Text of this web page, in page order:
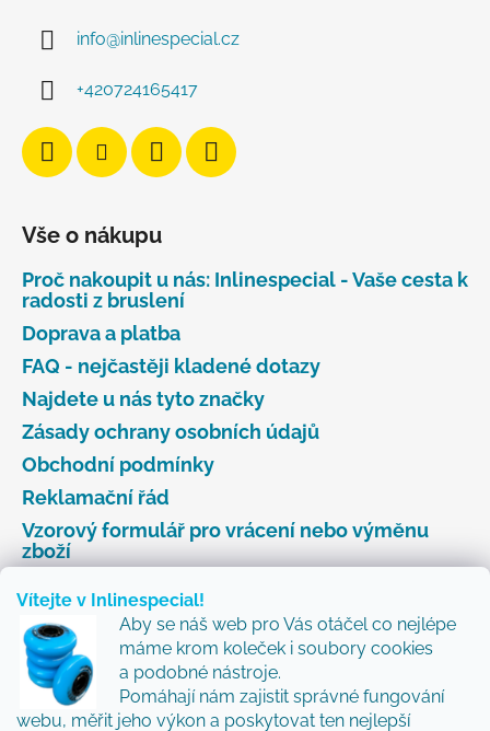
Vítejte v Inlinespecial!
Aby se náš web pro Vás otáčel co nejlépe
máme krom koleček i soubory cookies
a podobné nástroje.
Pomáhají nám zajistit správné fungování
webu, měřit jeho výkon a poskytovat ten nejlepší
info@inlinespecial.cz
+420724165417
Vše o nákupu
Proč nakoupit u nás: Inlinespecial - Vaše cesta k
radosti z bruslení
Doprava a platba
FAQ - nejčastěji kladené dotazy
Najdete u nás tyto značky
Zásady ochrany osobních údajů
Obchodní podmínky
Reklamační řád
Vzorový formulář pro vrácení nebo výměnu
zboží
Odebírat newsletter
Přidejte se k nám a my Vám budeme zasílat ty nejlepší
novinky a tipy.